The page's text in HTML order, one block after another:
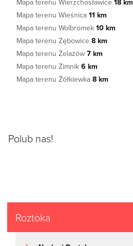
Mapa terenu Wierzchosławice 18 km
Mapa terenu Wieśnica 11 km
Mapa terenu Wolbromek 10 km
Mapa terenu Zębowice 8 km
Mapa terenu Żelazów 7 km
Mapa terenu Zimnik 6 km
Mapa terenu Żółkiewka 8 km
Polub nas!
Roztoka